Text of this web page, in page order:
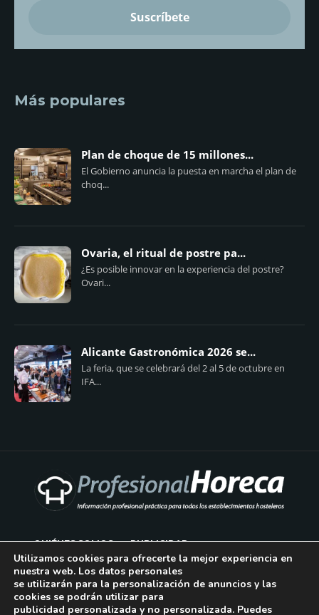
Más populares
Plan de choque de 15 millones...
El Gobierno anuncia la puesta en marcha el plan de
choq...
Ovaria, el ritual de postre pa...
¿Es posible innovar en la experiencia del postre?
Ovari...
Alicante Gastronómica 2026 se...
La feria, que se celebrará del 2 al 5 de octubre en
IFA...
QUIÉNES SOMOS PUBLICIDAD
AVISO LEGAL
POLÍTICA DE COOKIES
Utilizamos cookies para ofrecerte la mejor experiencia en
nuestra web. Los datos personales
se utilizarán para la personalización de anuncios y las
cookies se podrán utilizar para
publicidad personalizada y no personalizada. Puedes